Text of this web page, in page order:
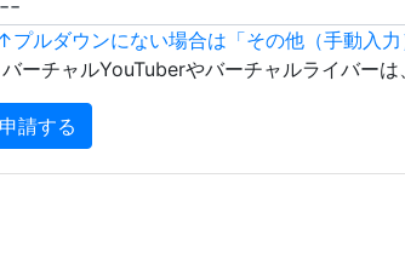
プルダウンにない場合は「その他（手動入力
ーチャルYouTuberやバーチャルライバーは、
申請する